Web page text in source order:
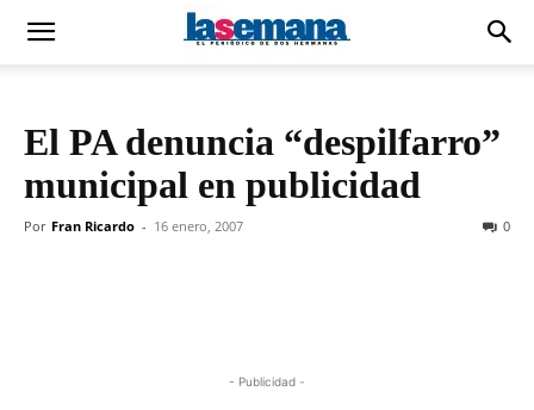
El PA denuncia “despilfarro”
municipal en publicidad
Por Fran Ricardo - 16 enero, 2007 0
- Publicidad -